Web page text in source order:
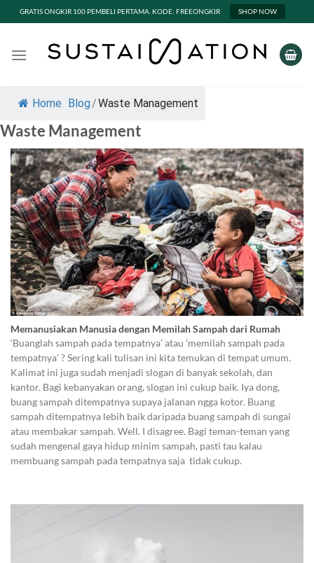
GRATIS ONGKIR 100 PEMBELI PERTAMA. KODE: FREEONGKIR SHOP NOW
Home Blog/Waste Management
Waste Management
Memanusiakan Manusia dengan Memilah Sampah dari Rumah
‘Buanglah sampah pada tempatnya’ atau 'memilah sampah pada
tempatnya' ? Sering kali tulisan ini kita temukan di tempat umum.
Kalimat ini juga sudah menjadi slogan di banyak sekolah, dan
kantor. Bagi kebanyakan orang, slogan ini cukup baik. Iya dong,
buang sampah ditempatnya supaya jalanan ngga kotor. Buang
sampah ditempatnya lebih baik daripada buang sampah di sungai
atau membakar sampah. Well. I disagree. Bagi teman-teman yang
sudah mengenal gaya hidup minim sampah, pasti tau kalau
membuang sampah pada tempatnya saja tidak cukup.